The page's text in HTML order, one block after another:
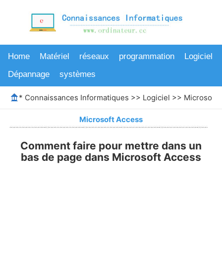
Home Matériel réseaux programmation
Logiciel
Dépannage
systèmes
* Connaissances Informatiques >> Logiciel >> Microsoft
Microsoft Access
Comment faire pour mettre dans un
bas de page dans Microsoft Access